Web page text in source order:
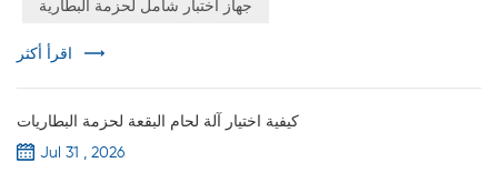
جهاز اختبار شامل لحزمة البطارية
اقرأ أكثر
كيفية اختيار آلة لحام البقعة لحزمة البطاريات
Jul 31 , 2026